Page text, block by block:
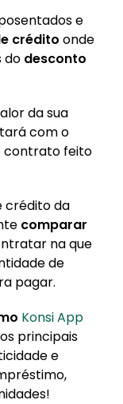
e
crédito onde
do desconto
da sua
com o
contrato feito
crédito da
comparar
na que
de
pagar.
Konsi App
principais
e